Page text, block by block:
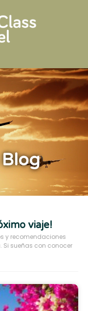
viaje!
y recomendaciones
Si sueñas con conocer